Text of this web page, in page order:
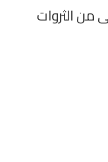
من الثروات